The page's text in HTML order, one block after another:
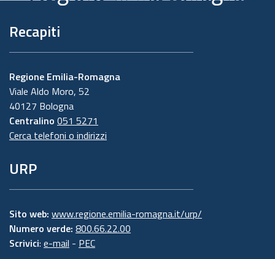
Recapiti
Regione Emilia-Romagna
Viale Aldo Moro, 52
40127 Bologna
Centralino 051 5271
Cerca telefoni o indirizzi
URP
Sito web: www.regione.emilia-romagna.it/urp/
Numero verde: 800.66.22.00
Scrivici: e-mail - PEC